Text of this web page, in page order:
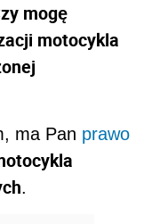
mogę
motocykla
ma Pan prawo
.